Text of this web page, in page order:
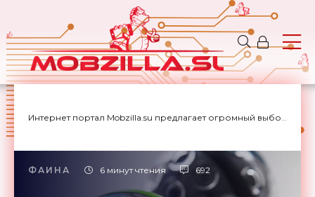
Интернет портал Mobzilla.su предлагает огромный выбор новостей с доставкой на дом.
ФАИНА 6 минут чтения 692